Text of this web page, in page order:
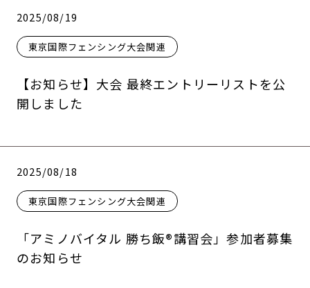
2025/08/19
東京国際フェンシング大会関連
【お知らせ】大会 最終エントリーリストを公
開しました
2025/08/18
東京国際フェンシング大会関連
「アミノバイタル 勝ち飯®講習会」参加者募集
のお知らせ